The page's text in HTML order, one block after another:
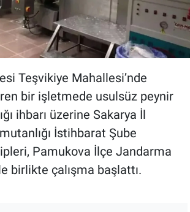
Teşvikiye Mahallesi’nde
bir işletmede usulsüz peynir
ihbarı üzerine Sakarya İl
İstihbarat Şube
Pamukova İlçe Jandarma
birlikte çalışma başlattı.